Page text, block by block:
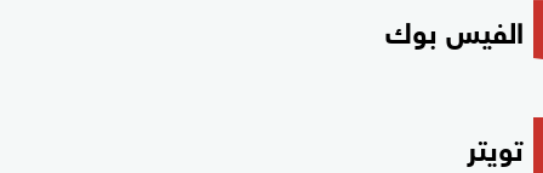
الفيس بوك
تويتر